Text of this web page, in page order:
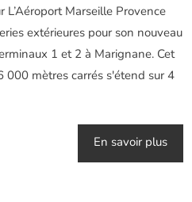
L’Aéroport Marseille Provence
extérieures pour son nouveau
1 et 2 à Marignane. Cet
000 mètres carrés s'étend sur 4
En savoir plus